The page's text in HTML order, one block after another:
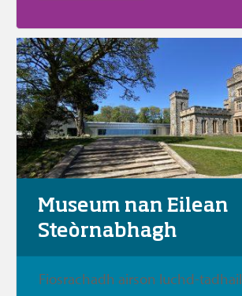
Museum nan Eilean
Steòrnabhagh
Fiosrachadh airson luchd-tadhail